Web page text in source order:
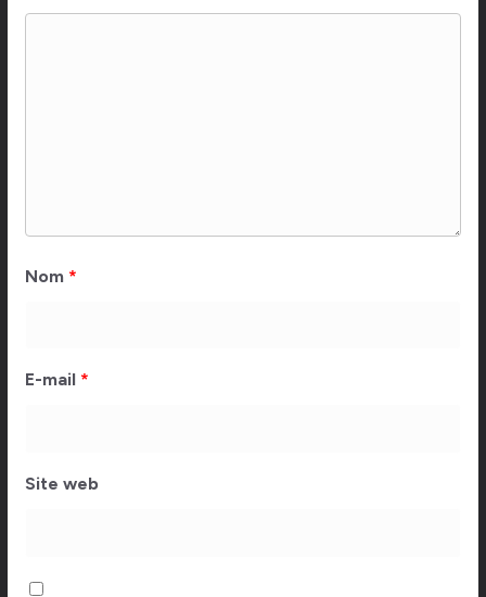
Nom *
E-mail *
Site web